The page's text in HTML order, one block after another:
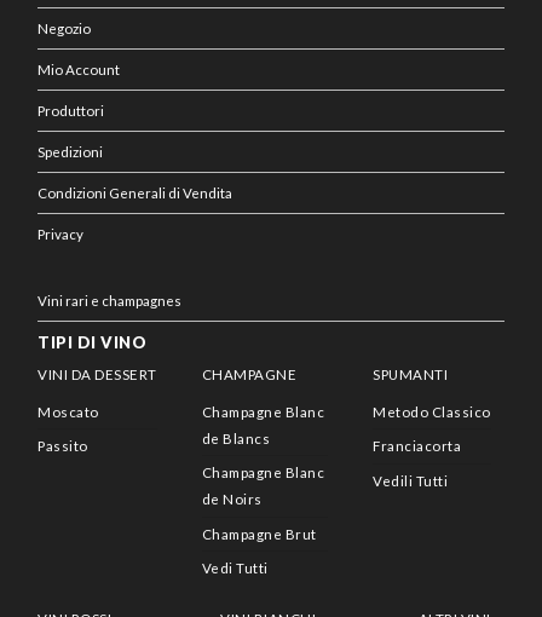
Negozio
Mio Account
Produttori
Spedizioni
Condizioni Generali di Vendita
Privacy
Vini rari e champagnes
TIPI DI VINO
VINI DA DESSERT
Moscato
Passito
CHAMPAGNE
Champagne Blanc
de Blancs
Champagne Blanc
de Noirs
Champagne Brut
Vedi Tutti
SPUMANTI
Metodo Classico
Franciacorta
Vedili Tutti